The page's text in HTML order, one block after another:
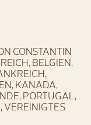
CONSTANTIN
BELGIEN,
KANADA,
PORTUGAL,
VEREINIGTES